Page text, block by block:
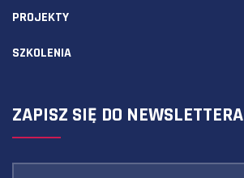
PROJEKTY
SZKOLENIA
ZAPISZ SIĘ DO NEWSLETTERA